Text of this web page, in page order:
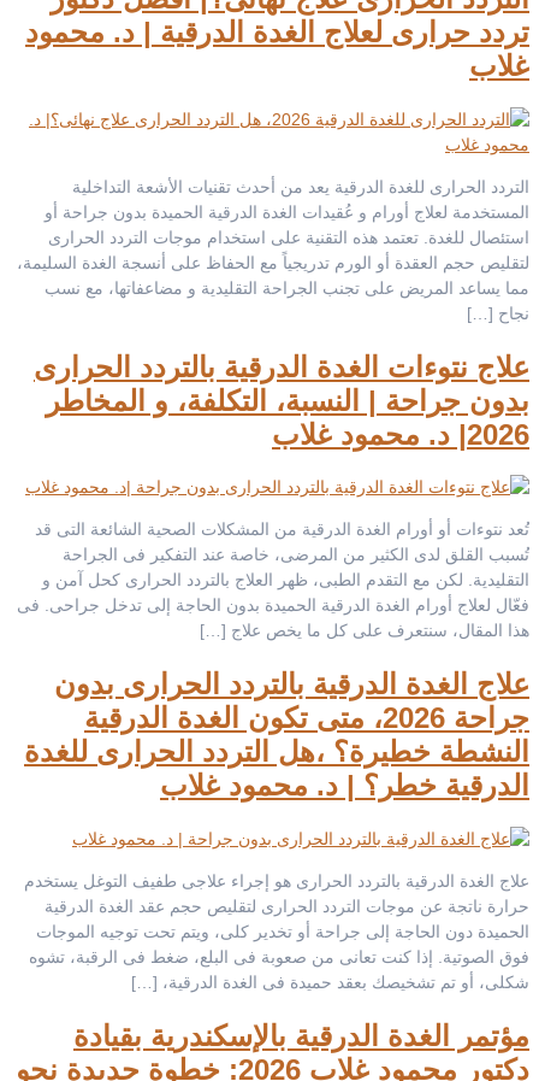
تردد حرارى لعلاج الغدة الدرقية | د. محمود
غلاب
التردد الحرارى للغدة الدرقية يعد من أحدث تقنيات الأشعة التداخلية
المستخدمة لعلاج أورام و عُقيدات الغدة الدرقية الحميدة بدون جراحة أو
استئصال للغدة. تعتمد هذه التقنية على استخدام موجات التردد الحرارى
لتقليص حجم العقدة أو الورم تدريجياً مع الحفاظ على أنسجة الغدة السليمة،
مما يساعد المريض على تجنب الجراحة التقليدية و مضاعفاتها، مع نسب
نجاح […]
علاج نتوءات الغدة الدرقية بالتردد الحرارى
بدون جراحة | النسبة، التكلفة، و المخاطر
2026| د. محمود غلاب
تُعد نتوءات أو أورام الغدة الدرقية من المشكلات الصحية الشائعة التى قد
تُسبب القلق لدى الكثير من المرضى، خاصة عند التفكير فى الجراحة
التقليدية. لكن مع التقدم الطبى، ظهر العلاج بالتردد الحرارى كحل آمن و
فعّال لعلاج أورام الغدة الدرقية الحميدة بدون الحاجة إلى تدخل جراحى. فى
هذا المقال، سنتعرف على كل ما يخص علاج […]
علاج الغدة الدرقية بالتردد الحرارى بدون
جراحة 2026، متى تكون الغدة الدرقية
النشطة خطيرة؟ ،هل التردد الحرارى للغدة
الدرقية خطر؟ | د. محمود غلاب
علاج الغدة الدرقية بالتردد الحرارى هو إجراء علاجى طفيف التوغل يستخدم
حرارة ناتجة عن موجات التردد الحرارى لتقليص حجم عقد الغدة الدرقية
الحميدة دون الحاجة إلى جراحة أو تخدير كلى، ويتم تحت توجيه الموجات
فوق الصوتية. إذا كنت تعانى من صعوبة فى البلع، ضغط فى الرقبة، تشوه
شكلى، أو تم تشخيصك بعقد حميدة فى الغدة الدرقية، […]
مؤتمر الغدة الدرقية بالإسكندرية بقيادة
دكتور محمود غلاب 2026: خطوة جديدة نحو